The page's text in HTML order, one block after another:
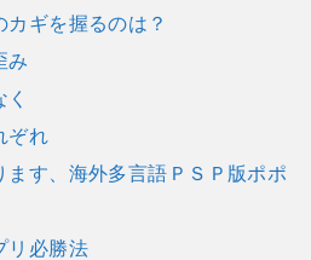
ギを握るのは？
み
ぞれ
す、海外多言語ＰＳＰ版ポポ
リ必勝法